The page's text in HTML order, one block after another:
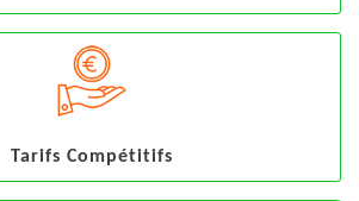
Tarifs Compétitifs